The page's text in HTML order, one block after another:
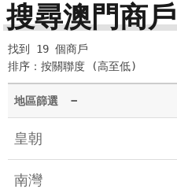
搜尋澳門商戶
找到 19 個商戶
排序：按關聯度 (高至低)
地區篩選 −
皇朝
南灣